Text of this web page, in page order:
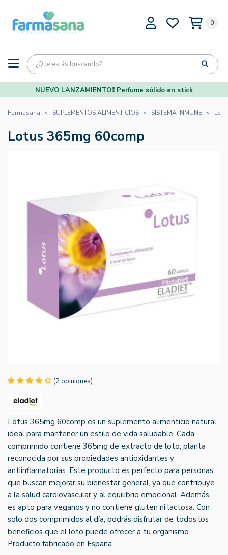
0
NUEVO LANZAMIENTO!! Perfume sólido en stick
Farmasana SUPLEMENTOS ALIMENTICIOS SISTEMA INMUNE
Lotus 365mg 60comp
(2 opiniones)
Lotus 365mg 60comp es un suplemento alimenticio natural,
ideal para mantener un estilo de vida saludable. Cada
comprimido contiene 365mg de extracto de loto, planta
reconocida por sus propiedades antioxidantes y
antiinflamatorias. Este producto es perfecto para personas
que buscan mejorar su bienestar general, ya que contribuye
a la salud cardiovascular y al equilibrio emocional. Además,
es apto para veganos y no contiene gluten ni lactosa. Con
solo dos comprimidos al día, podrás disfrutar de todos los
beneficios que el loto puede ofrecer a tu organismo.
Producto fabricado en España.